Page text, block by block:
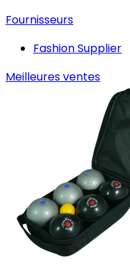
Fournisseurs
Fashion Supplier
Meilleures ventes